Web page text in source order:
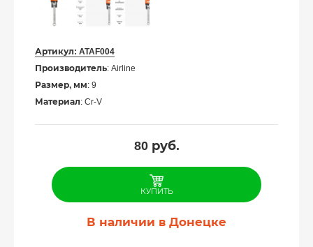
Артикул: ATAF004
Производитель: Airline
Размер, мм: 9
Материал: Cr-V
80руб.
КУПИТЬ
В наличии в Донецке